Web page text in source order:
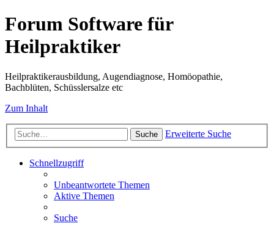
Forum Software für
Heilpraktiker
Heilpraktikerausbildung, Augendiagnose, Homöopathie,
Bachblüten, Schüsslersalze etc
Zum Inhalt
Suche Erweiterte Suche
Schnellzugriff
Unbeantwortete Themen
Aktive Themen
Suche